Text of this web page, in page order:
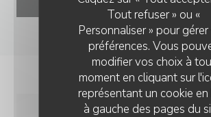
Tout refuser » ou «
Personnaliser » pour
préférences. Vous
modifier vos choix à
moment en cliquant sur
représentant un cookie en
à gauche des pages du